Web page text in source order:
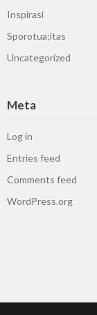
Inspirasi
Sporotua;itas
Uncategorized
Meta
Log in
Entries feed
Comments feed
WordPress.org